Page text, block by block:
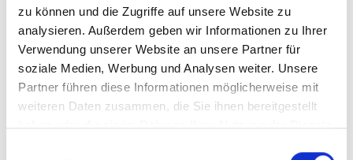
zu können und die Zugriffe auf unsere Website zu
analysieren. Außerdem geben wir Informationen zu Ihrer
Verwendung unserer Website an unsere Partner für
soziale Medien, Werbung und Analysen weiter. Unsere
Partner führen diese Informationen möglicherweise mit
weiteren Daten zusammen, die Sie ihnen bereitgestellt
haben oder die sie im Rahmen Ihrer Nutzung der Dienste